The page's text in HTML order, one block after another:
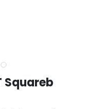
Squareb